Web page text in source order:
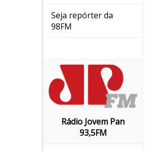
Seja repórter da
98FM
Rádio Jovem Pan
93,5FM